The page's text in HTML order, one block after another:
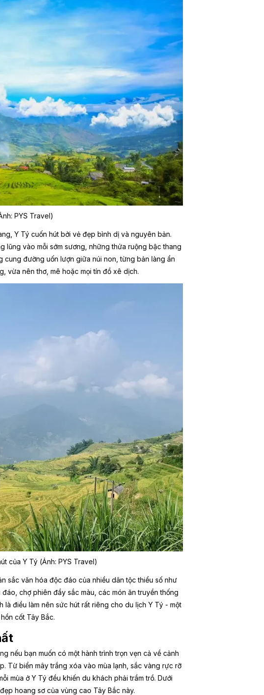
PYS Travel)
Y Tý cuốn hút bởi vẻ đẹp bình dị và nguyên bản.
lũng vào mỗi sớm sương, những thửa ruộng bậc thang
đường uốn lượn giữa núi non, từng bản làng ẩn
vừa nên thơ, mê hoặc mọi tín đồ xê dịch.
của Y Tý (Ảnh: PYS Travel)
sắc văn hóa độc đáo của nhiều dân tộc thiểu số như
chợ phiên đầy sắc màu, các món ăn truyền thống
điều làm nên sức hút rất riêng cho du lịch Y Tý - một
cốt Tây Bắc.
nếu bạn muốn có một hành trình trọn vẹn cả về cảnh
Từ biển mây trắng xóa vào mùa lạnh, sắc vàng rực rỡ
mùa ở Y Tý đều khiến du khách phải trầm trồ. Dưới
hoang sơ của vùng cao Tây Bắc này.